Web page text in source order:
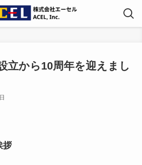
立から10周年を迎えまし
拶